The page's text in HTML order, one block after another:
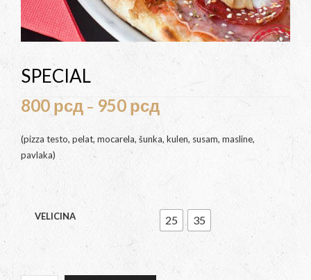
SPECIAL
800 рсд – 950 рсд
(pizza testo, pelat, mocarela, šunka, kulen, susam, masline,
pavlaka)
VELICINA 25 35